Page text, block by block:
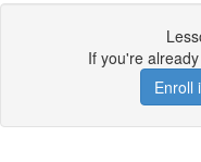
If you're
Enroll